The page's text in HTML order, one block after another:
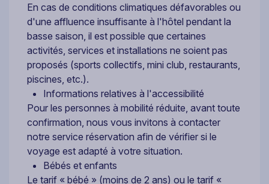
En cas de conditions climatiques défavorables ou
d'une affluence insuffisante à l'hôtel pendant la
basse saison, il est possible que certaines
activités, services et installations ne soient pas
proposés (sports collectifs, mini club, restaurants,
piscines, etc.).
Informations relatives à l'accessibilité
Pour les personnes à mobilité réduite, avant toute
confirmation, nous vous invitons à contacter
notre service réservation afin de vérifier si le
voyage est adapté à votre situation.
Bébés et enfants
Le tarif « bébé » (moins de 2 ans) ou le tarif «